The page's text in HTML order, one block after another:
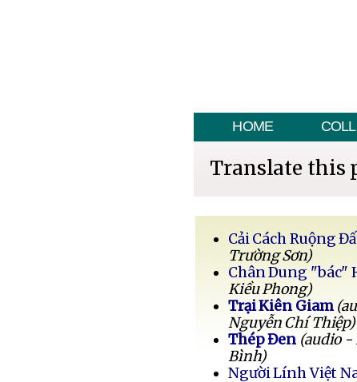
HOME
Translate this
Cải Cách Ruộng
Trường Sơn)
Chân Dung "bác"
Kiều Phong)
Trại Kiên Giam
Nguyễn Chí Thiệp)
Thép Đen (audio -
Bình)
Người Lính Việt